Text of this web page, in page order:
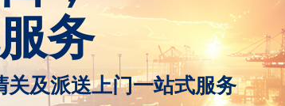
务
及派送上门一站式服务